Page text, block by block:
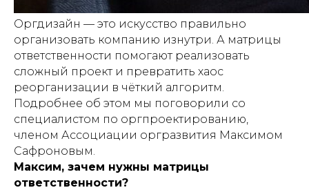
Оргдизайн — это искусство правильно
организовать компанию изнутри. А матрицы
ответственности помогают реализовать
сложный проект и превратить хаос
реорганизации в чёткий алгоритм.
Подробнее об этом мы поговорили со
специалистом по оргпроектированию,
членом Ассоциации оргразвития Максимом
Сафроновым.
Максим, зачем нужны матрицы
ответственности?